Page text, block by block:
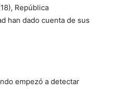
República
han dado cuenta de sus
empezó a detectar